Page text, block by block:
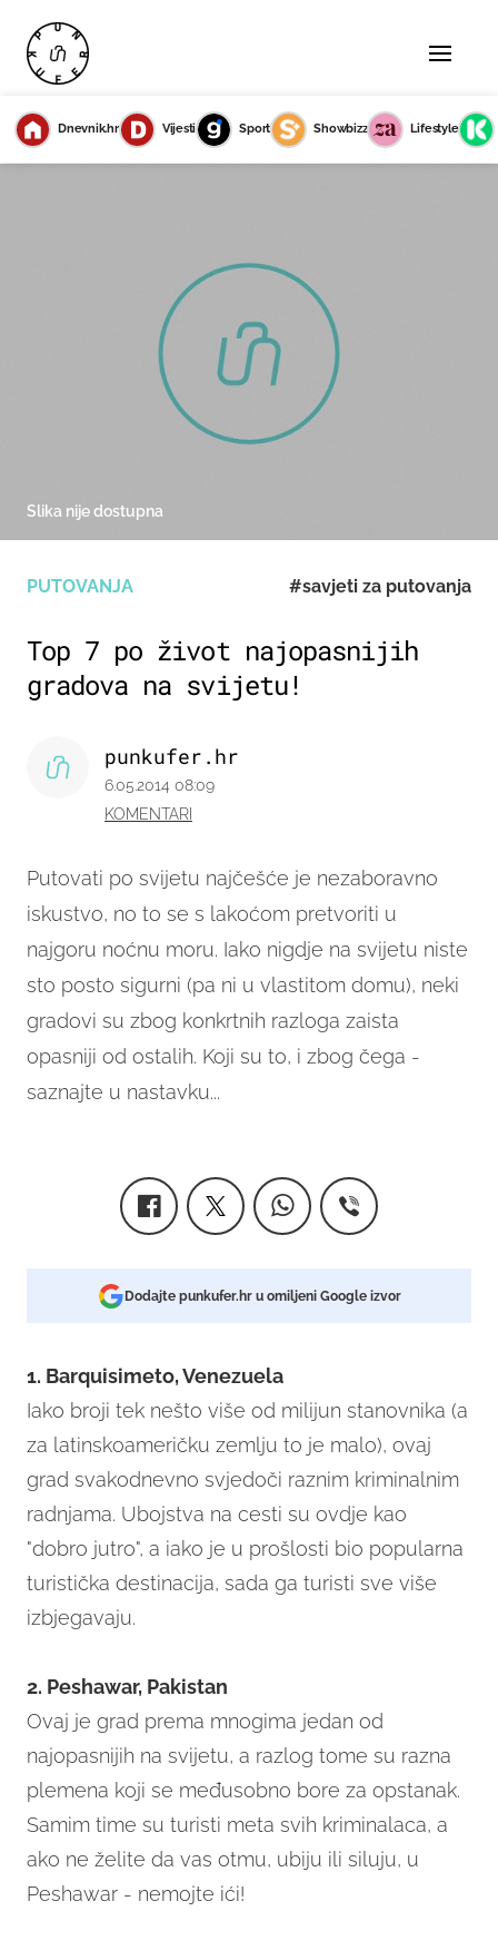
Dnevnik.hr Vijesti Sport Showbizz Lifestyle
PUTOVANJA #savjeti za putovanja
Top 7 po život najopasnijih
gradova na svijetu!
Putovati po svijetu najčešće je nezaboravno
iskustvo, no to se s lakoćom pretvoriti u
najgoru noćnu moru. Iako nigdje na svijetu niste
sto posto sigurni (pa ni u vlastitom domu), neki
gradovi su zbog konkrtnih razloga zaista
opasniji od ostalih. Koji su to, i zbog čega -
saznajte u nastavku...
punkufer.hr
6.05.2014 08:09
KOMENTARI
Slika nije dostupna
Dodajte punkufer.hr u omiljeni Google izvor
1. Barquisimeto, Venezuela
Iako broji tek nešto više od milijun stanovnika (a
za latinskoameričku zemlju to je malo), ovaj
grad svakodnevno svjedoči raznim kriminalnim
radnjama. Ubojstva na cesti su ovdje kao
"dobro jutro", a iako je u prošlosti bio popularna
turistička destinacija, sada ga turisti sve više
izbjegavaju.
2. Peshawar, Pakistan
Ovaj je grad prema mnogima jedan od
najopasnijih na svijetu, a razlog tome su razna
plemena koji se međusobno bore za opstanak.
Samim time su turisti meta svih kriminalaca, a
ako ne želite da vas otmu, ubiju ili siluju, u
Peshawar - nemojte ići!